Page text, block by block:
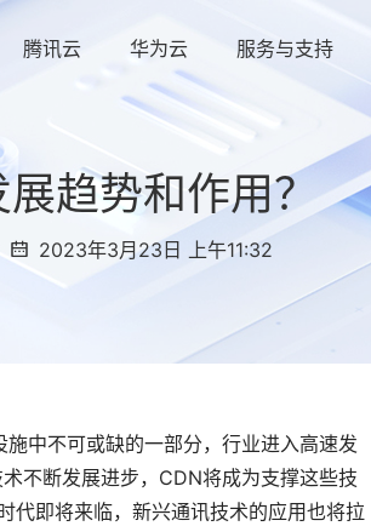
腾讯云 华为云 服务与支持
趋势和作用？
2023年3月23日 上午11:32
中不可或缺的一部分，行业进入高速发
不断发展进步，CDN将成为支撑这些技
代即将来临，新兴通讯技术的应用也将拉